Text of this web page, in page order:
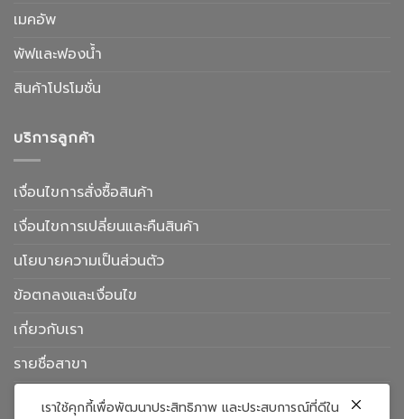
เมคอัพ
พัฟและฟองน้ำ
สินค้าโปรโมชั่น
บริการลูกค้า
เงื่อนไขการสั่งซื้อสินค้า
เงื่อนไขการเปลี่ยนและคืนสินค้า
นโยบายความเป็นส่วนตัว
ข้อตกลงและเงื่อนไข
เกี่ยวกับเรา
รายชื่อสาขา
ติดต่อเรา
เราใช้คุกกี้เพื่อพัฒนาประสิทธิภาพ และประสบการณ์ที่ดีใน